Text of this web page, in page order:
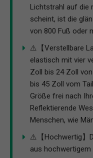
Lichtstrahl auf die
scheint, ist die
von 800 Fuß oder
⚠️【Verstellbare
elastisch mit vier
Zoll bis 24 Zoll
bis 45 Zoll vom
Größe frei nach
Reflektierende
Menschen, wie
⚠️【Hochwertig】
aus hochwertigem